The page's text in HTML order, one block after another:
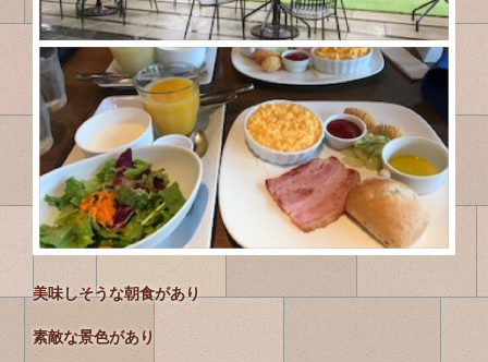
美味しそうな朝食があり
素敵な景色があり